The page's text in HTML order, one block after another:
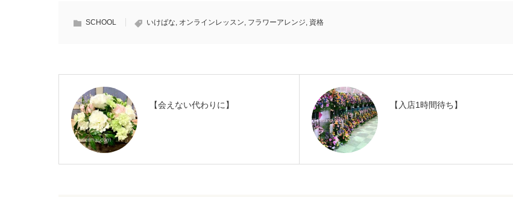
SCHOOL いけばな, オンラインレッスン, フラワーアレンジ, 資格
【会えない代わりに】 【入店1時間待ち】